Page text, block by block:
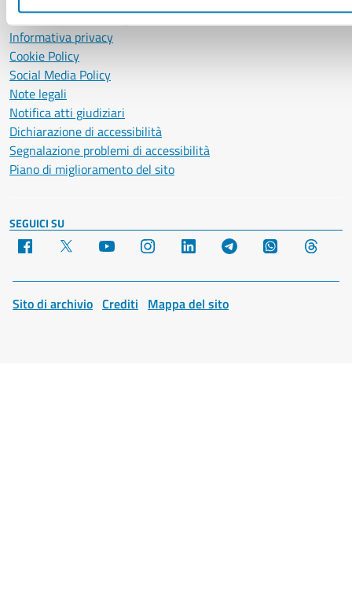
Amministrazione trasparente
Informativa privacy
Cookie Policy
Social Media Policy
Note legali
Notifica atti giudiziari
Dichiarazione di accessibilità
Segnalazione problemi di accessibilità
Piano di miglioramento del sito
SEGUICI SU
Facebook YouTube Instagram LinkedIn Telegram WhatsApp
Sito di archivio Crediti Mappa del sito